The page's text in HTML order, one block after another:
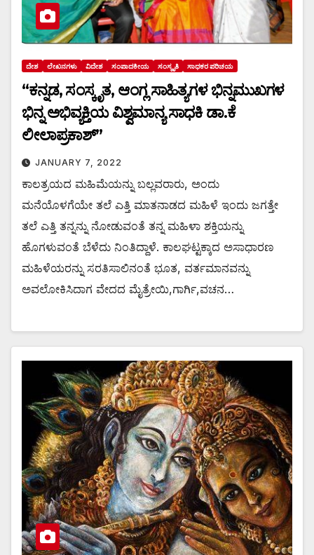
ದೇಶ ಲೇಖನಗಳು ವಿದೇಶ ಸಂಪಾದಕೀಯ ಸಂಸ್ಕೃತಿ ಸಾಧಕರ ಪರಿಚಯ
“ಕನ್ನಡ, ಸಂಸ್ಕೃತ, ಆಂಗ್ಲ ಸಾಹಿತ್ಯಗಳ ಭಿನ್ನಮುಖಗಳ
ಭಿನ್ನ ಅಭಿವ್ಯಕ್ತಿಯ ವಿಶ್ವಮಾನ್ಯ ಸಾಧಕಿ ಡಾ.ಕೆ
ಲೀಲಾಪ್ರಕಾಶ್”
JANUARY 7, 2022
ಕಾಲತ್ರಯದ ಮಹಿಮೆಯನ್ನು ಬಲ್ಲವರಾರು, ಅಂದು
ಮನೆಯೊಳಗೆಯೇ ತಲೆ ಎತ್ತಿ ಮಾತನಾಡದ ಮಹಿಳೆ ಇಂದು ಜಗತ್ತೇ
ತಲೆ ಎತ್ತಿ ತನ್ನನ್ನು ನೋಡುವಂತೆ ತನ್ನ ಮಹಿಳಾ ಶಕ್ತಿಯನ್ನು
ಹೊಗಳುವಂತೆ ಬೆಳೆದು ನಿಂತಿದ್ದಾಳೆ. ಕಾಲಘಟ್ಟಕ್ಕಾದ ಅಸಾಧಾರಣ
ಮಹಿಳೆಯರನ್ನು ಸರತಿಸಾಲಿನಂತೆ ಭೂತ, ವರ್ತಮಾನವನ್ನು
ಅವಲೋಕಿಸಿದಾಗ ವೇದದ ಮೈತ್ರೇಯಿ,ಗಾರ್ಗಿ,ವಚನ…